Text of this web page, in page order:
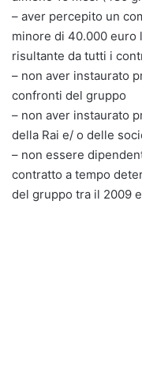
– aver percepito un
minore di 40.000
risultante da tutti i
– non aver instaurato
confronti del gruppo
– non aver instaurato
della Rai e/ o delle
– non essere
contratto a tempo
del gruppo tra il 2009